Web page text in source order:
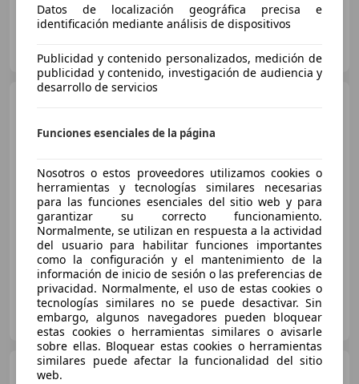
ES-08020 SANT ANDREU
€ 20.990 1
Sin comparación
03/2019 141.200 km Diésel 140 kW (190 CV)
MUYCAR GIRONA
ES-17005 GIRONA
Volvo XC60
Datos de localización geográfica precisa e
identificación mediante análisis de dispositivos
Publicidad y contenido personalizados, medición de
publicidad y contenido, investigación de audiencia y
desarrollo de servicios
Funciones esenciales de la página
Nosotros o estos proveedores utilizamos cookies o
herramientas y tecnologías similares necesarias
para las funciones esenciales del sitio web y para
garantizar su correcto funcionamiento.
Normalmente, se utilizan en respuesta a la actividad
del usuario para habilitar funciones importantes
como la configuración y el mantenimiento de la
información de inicio de sesión o las preferencias de
privacidad. Normalmente, el uso de estas cookies o
tecnologías similares no se puede desactivar. Sin
embargo, algunos navegadores pueden bloquear
estas cookies o herramientas similares o avisarle
sobre ellas. Bloquear estas cookies o herramientas
similares puede afectar la funcionalidad del sitio
web.